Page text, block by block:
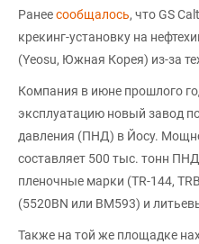
Ранеесообщалось, что GS
крекинг-установку на
(Yeosu, Южная Корея) из-за
Компания в июне прошлого
эксплуатацию новый завод
давления (ПНД) в Йосу.
составляет 500 тыс. тонн
пленочные марки (TR-144,
(5520BN или BM593) и
Также на той же площадке